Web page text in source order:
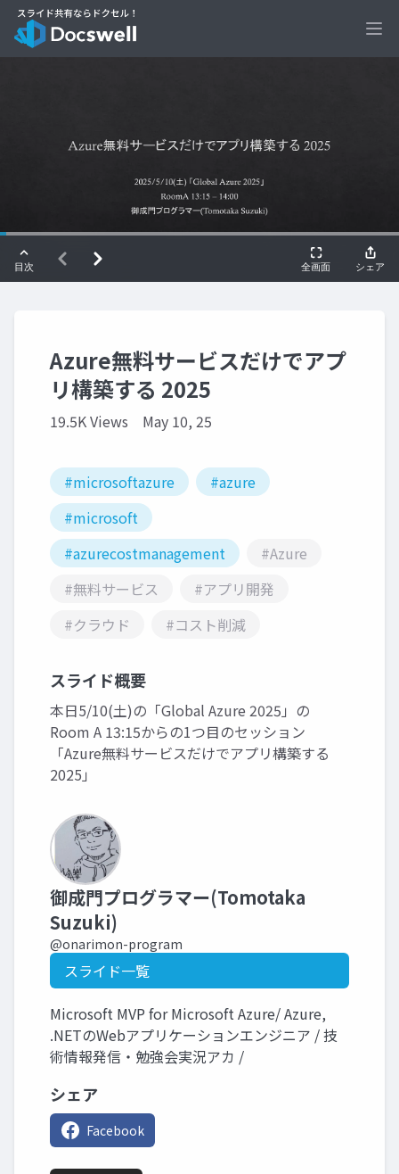
Azure無料サービスだけでアプ
リ構築する 2025
19.5K Views May 10, 25
#microsoftazure
#azure
#microsoft
#azurecostmanagement
#Azure
#無料サービス
#アプリ開発
#クラウド
#コスト削減
スライド概要
本日5/10(土)の「Global Azure 2025」の
Room A 13:15からの1つ目のセッション
「Azure無料サービスだけでアプリ構築する
2025」
御成門プログラマー(Tomotaka
Suzuki)
@onarimon-program
スライド一覧
Microsoft MVP for Microsoft Azure/ Azure,
.NETのWebアプリケーションエンジニア / 技
術情報発信・勉強会実況アカ /
シェア
Facebook